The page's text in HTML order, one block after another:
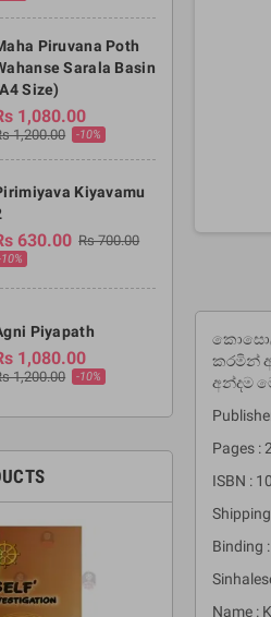
Piruvana Poth
Sarala Basin
Size)
1,080.00
1,200.00 -10%
Kiyavamu
630.00 Rs 700.00
Piyapath
1,080.00
1,200.00 -10%
කොසොල්
කරමින්
අන්දම
Pages :
ISBN :
Binding
Name :